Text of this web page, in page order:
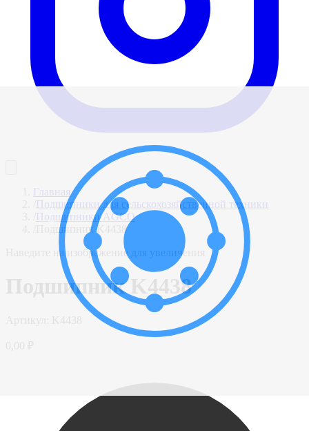
Главная
Подшипники для сельскохозяйственной техники
Подшипники AGCO
Подшипник K4438
Наведите на изображение для увеличения
Подшипник K4438